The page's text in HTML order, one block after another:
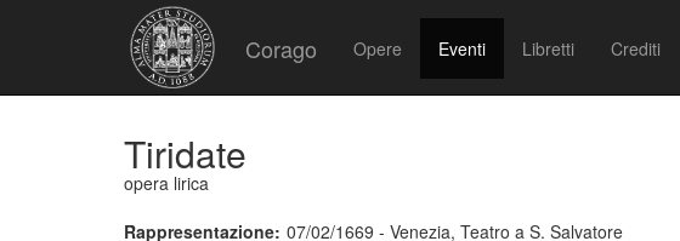
Corago Opere Eventi Libretti Crediti
Tiridate
opera lirica
Rappresentazione: 07/02/1669 - Venezia, Teatro a S. Salvatore